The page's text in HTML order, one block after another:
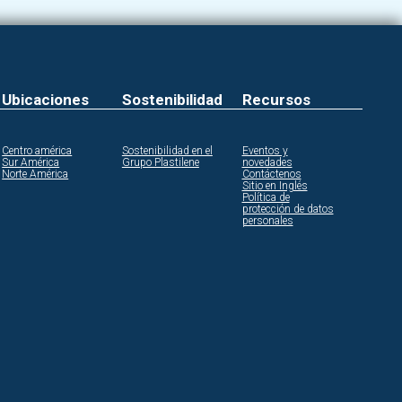
Ubicaciones
Centro américa
Sur América
Norte América
Sostenibilidad
Sostenibilidad en el
Grupo Plastilene
Recursos
Eventos y
novedades
Contáctenos
Sitio en Inglés
Política de
protección de datos
personales